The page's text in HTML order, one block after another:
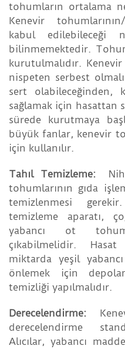
tohumların ortalama
Kenevir
kabul edilebileceği
bilinmemektedir.
kurutulmalıdır.
nispeten serbest
sert olabileceğinden,
sağlamak için hasattan
sürede kurutmaya
büyük fanlar, kenevir
için kullanılır.
Tahıl Temizleme:
tohumlarının gıda
temizlenmesi
temizleme aparatı,
yabancı ot
çıkabilmelidir.
miktarda yeşil
önlemek için
temizliği yapılmalıdır.
Derecelendirme:
derecelendirme
Alıcılar, yabancı